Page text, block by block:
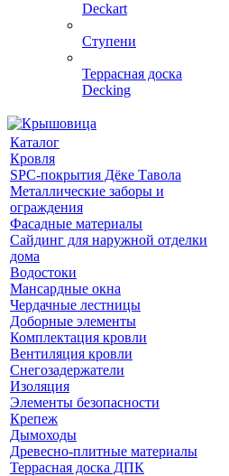
Deckart
Ступени
Террасная доска
Decking
Каталог
Кровля
SPC-покрытия Дёке Тавола
Металлические заборы и
ограждения
Фасадные материалы
Сайдинг для наружной отделки
дома
Водостоки
Мансардные окна
Чердачные лестницы
Доборные элементы
Комплектация кровли
Вентиляция кровли
Снегозадержатели
Изоляция
Элементы безопасности
Крепеж
Дымоходы
Древесно-плитные материалы
Террасная доска ДПК